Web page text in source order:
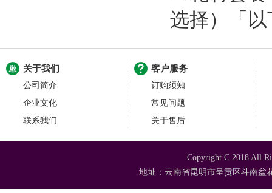
选择）「以
关于我们
公司简介
企业文化
联系我们
客户服务
订购须知
常见问题
关于售后
Copyright C 2018 All
地址：云南省昆明市呈贡区斗南盆